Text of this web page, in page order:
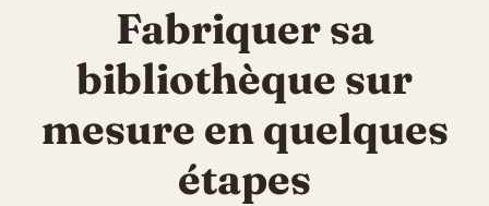
Fabriquer sa
bibliothèque sur
mesure en quelques
étapes